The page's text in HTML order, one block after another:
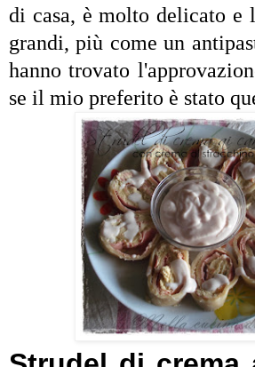
di casa, è molto delicato e
grandi, più come un
hanno trovato
se il mio preferito è stato